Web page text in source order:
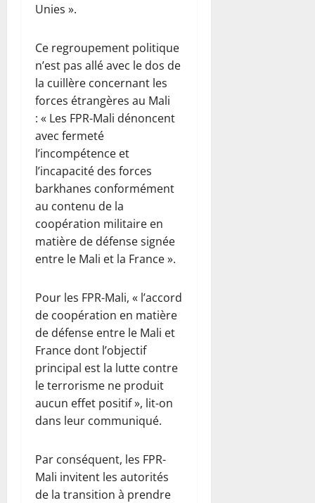
Unies ».
Ce regroupement politique
n’est pas allé avec le dos de
la cuillère concernant les
forces étrangères au Mali
: « Les FPR-Mali dénoncent
avec fermeté
l’incompétence et
l’incapacité des forces
barkhanes conformément
au contenu de la
coopération militaire en
matière de défense signée
entre le Mali et la France ».
Pour les FPR-Mali, « l’accord
de coopération en matière
de défense entre le Mali et
France dont l’objectif
principal est la lutte contre
le terrorisme ne produit
aucun effet positif », lit-on
dans leur communiqué.
Par conséquent, les FPR-
Mali invitent les autorités
de la transition à prendre